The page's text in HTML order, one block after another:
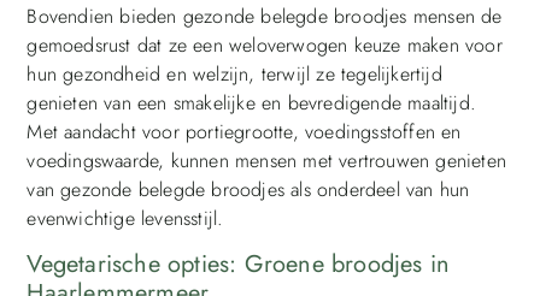
Bovendien bieden gezonde belegde broodjes mensen de
gemoedsrust dat ze een weloverwogen keuze maken voor
hun gezondheid en welzijn, terwijl ze tegelijkertijd
genieten van een smakelijke en bevredigende maaltijd.
Met aandacht voor portiegrootte, voedingsstoffen en
voedingswaarde, kunnen mensen met vertrouwen genieten
van gezonde belegde broodjes als onderdeel van hun
evenwichtige levensstijl.
Vegetarische opties: Groene broodjes in